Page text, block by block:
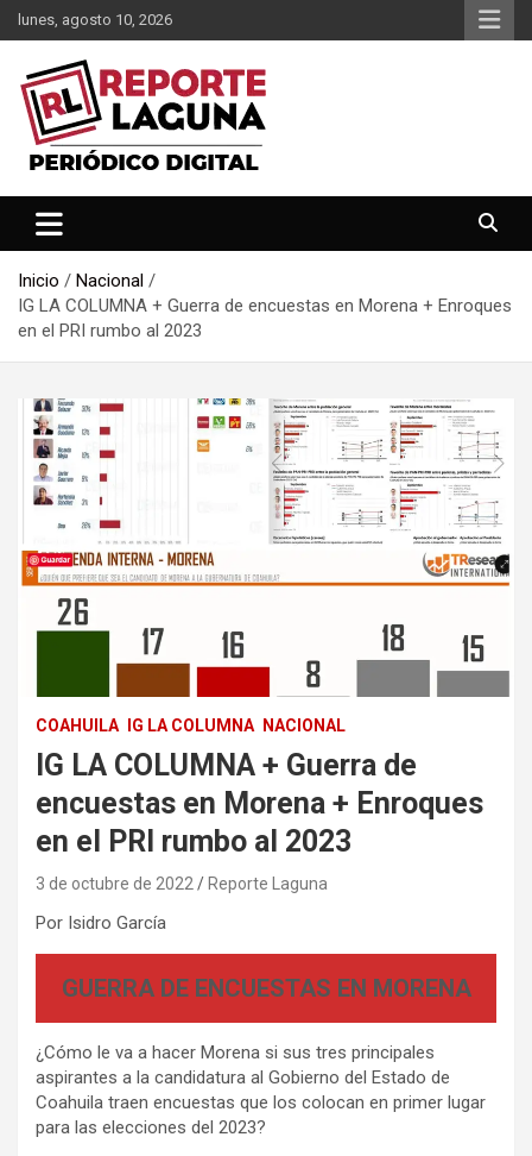
Saltar
al
contenido
lunes, agosto 10, 2026
Reporte Laguna
Inicio
Nacional
IG LA COLUMNA + Guerra de encuestas en Morena + Enroques
en el PRI rumbo al 2023
COAHUILA IG LA COLUMNA NACIONAL
IG LA COLUMNA + Guerra de
encuestas en Morena + Enroques
en el PRI rumbo al 2023
3 de octubre de 2022 Reporte Laguna
Por Isidro García
GUERRA DE ENCUESTAS EN MORENA
¿Cómo le va a hacer Morena si sus tres principales
aspirantes a la candidatura al Gobierno del Estado de
Coahuila traen encuestas que los colocan en primer lugar
para las elecciones del 2023?